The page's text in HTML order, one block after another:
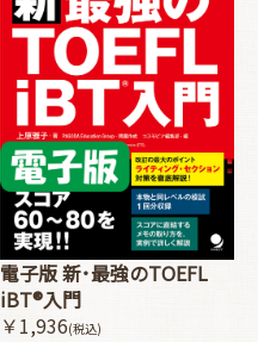
電子版 新･最強のTOEFL
iBT®入門
￥1,936(税込)